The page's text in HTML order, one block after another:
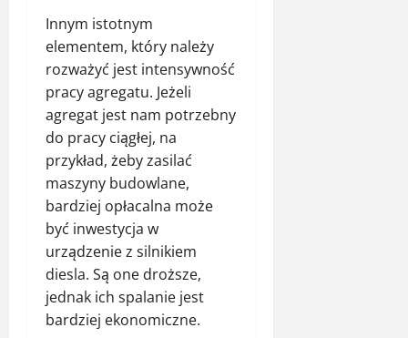
Innym istotnym
elementem, który należy
rozważyć jest intensywność
pracy agregatu. Jeżeli
agregat jest nam potrzebny
do pracy ciągłej, na
przykład, żeby zasilać
maszyny budowlane,
bardziej opłacalna może
być inwestycja w
urządzenie z silnikiem
diesla. Są one droższe,
jednak ich spalanie jest
bardziej ekonomiczne.